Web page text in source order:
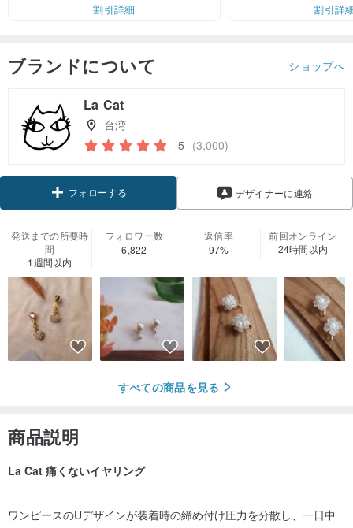
割引詳細
割引詳
ブランドについて ショップへ
La Cat
台湾
5 (3,000)
フォローする デザイナーに連絡
発送までの所要時
間
1週間以内
フォロワー数
6,822
返信率
97%
前回オンライン
24時間以内
すべての商品を見る
商品説明
La Cat 痛くないイヤリング
ワンピースのUデザインが装着時の締め付け圧力を分散し、一日中